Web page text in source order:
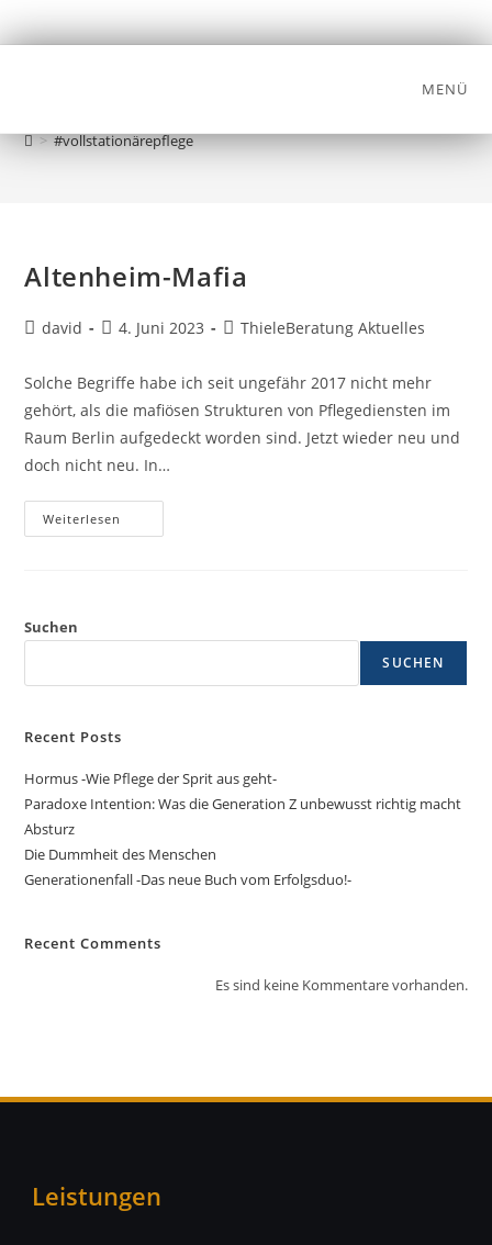
MENÜ
> #vollstationärepflege
Altenheim-Mafia
david 4. Juni 2023 ThieleBeratung Aktuelles
Solche Begriffe habe ich seit ungefähr 2017 nicht mehr
gehört, als die mafiösen Strukturen von Pflegediensten im
Raum Berlin aufgedeckt worden sind. Jetzt wieder neu und
doch nicht neu. In…
Weiterlesen
Suchen
SUCHEN
Recent Posts
Hormus -Wie Pflege der Sprit aus geht-
Paradoxe Intention: Was die Generation Z unbewusst richtig macht
Absturz
Die Dummheit des Menschen
Generationenfall -Das neue Buch vom Erfolgsduo!-
Recent Comments
Es sind keine Kommentare vorhanden.
Leistungen